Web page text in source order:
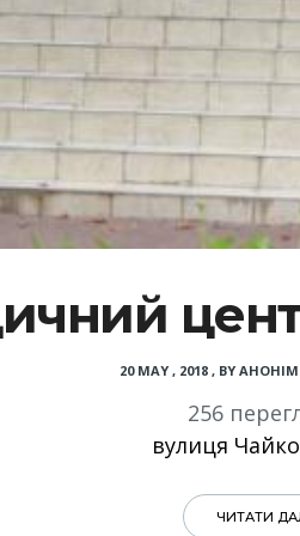
20 MAY , 2018, BY АНОНІМ
256
вулиця
ЧИТАТИ